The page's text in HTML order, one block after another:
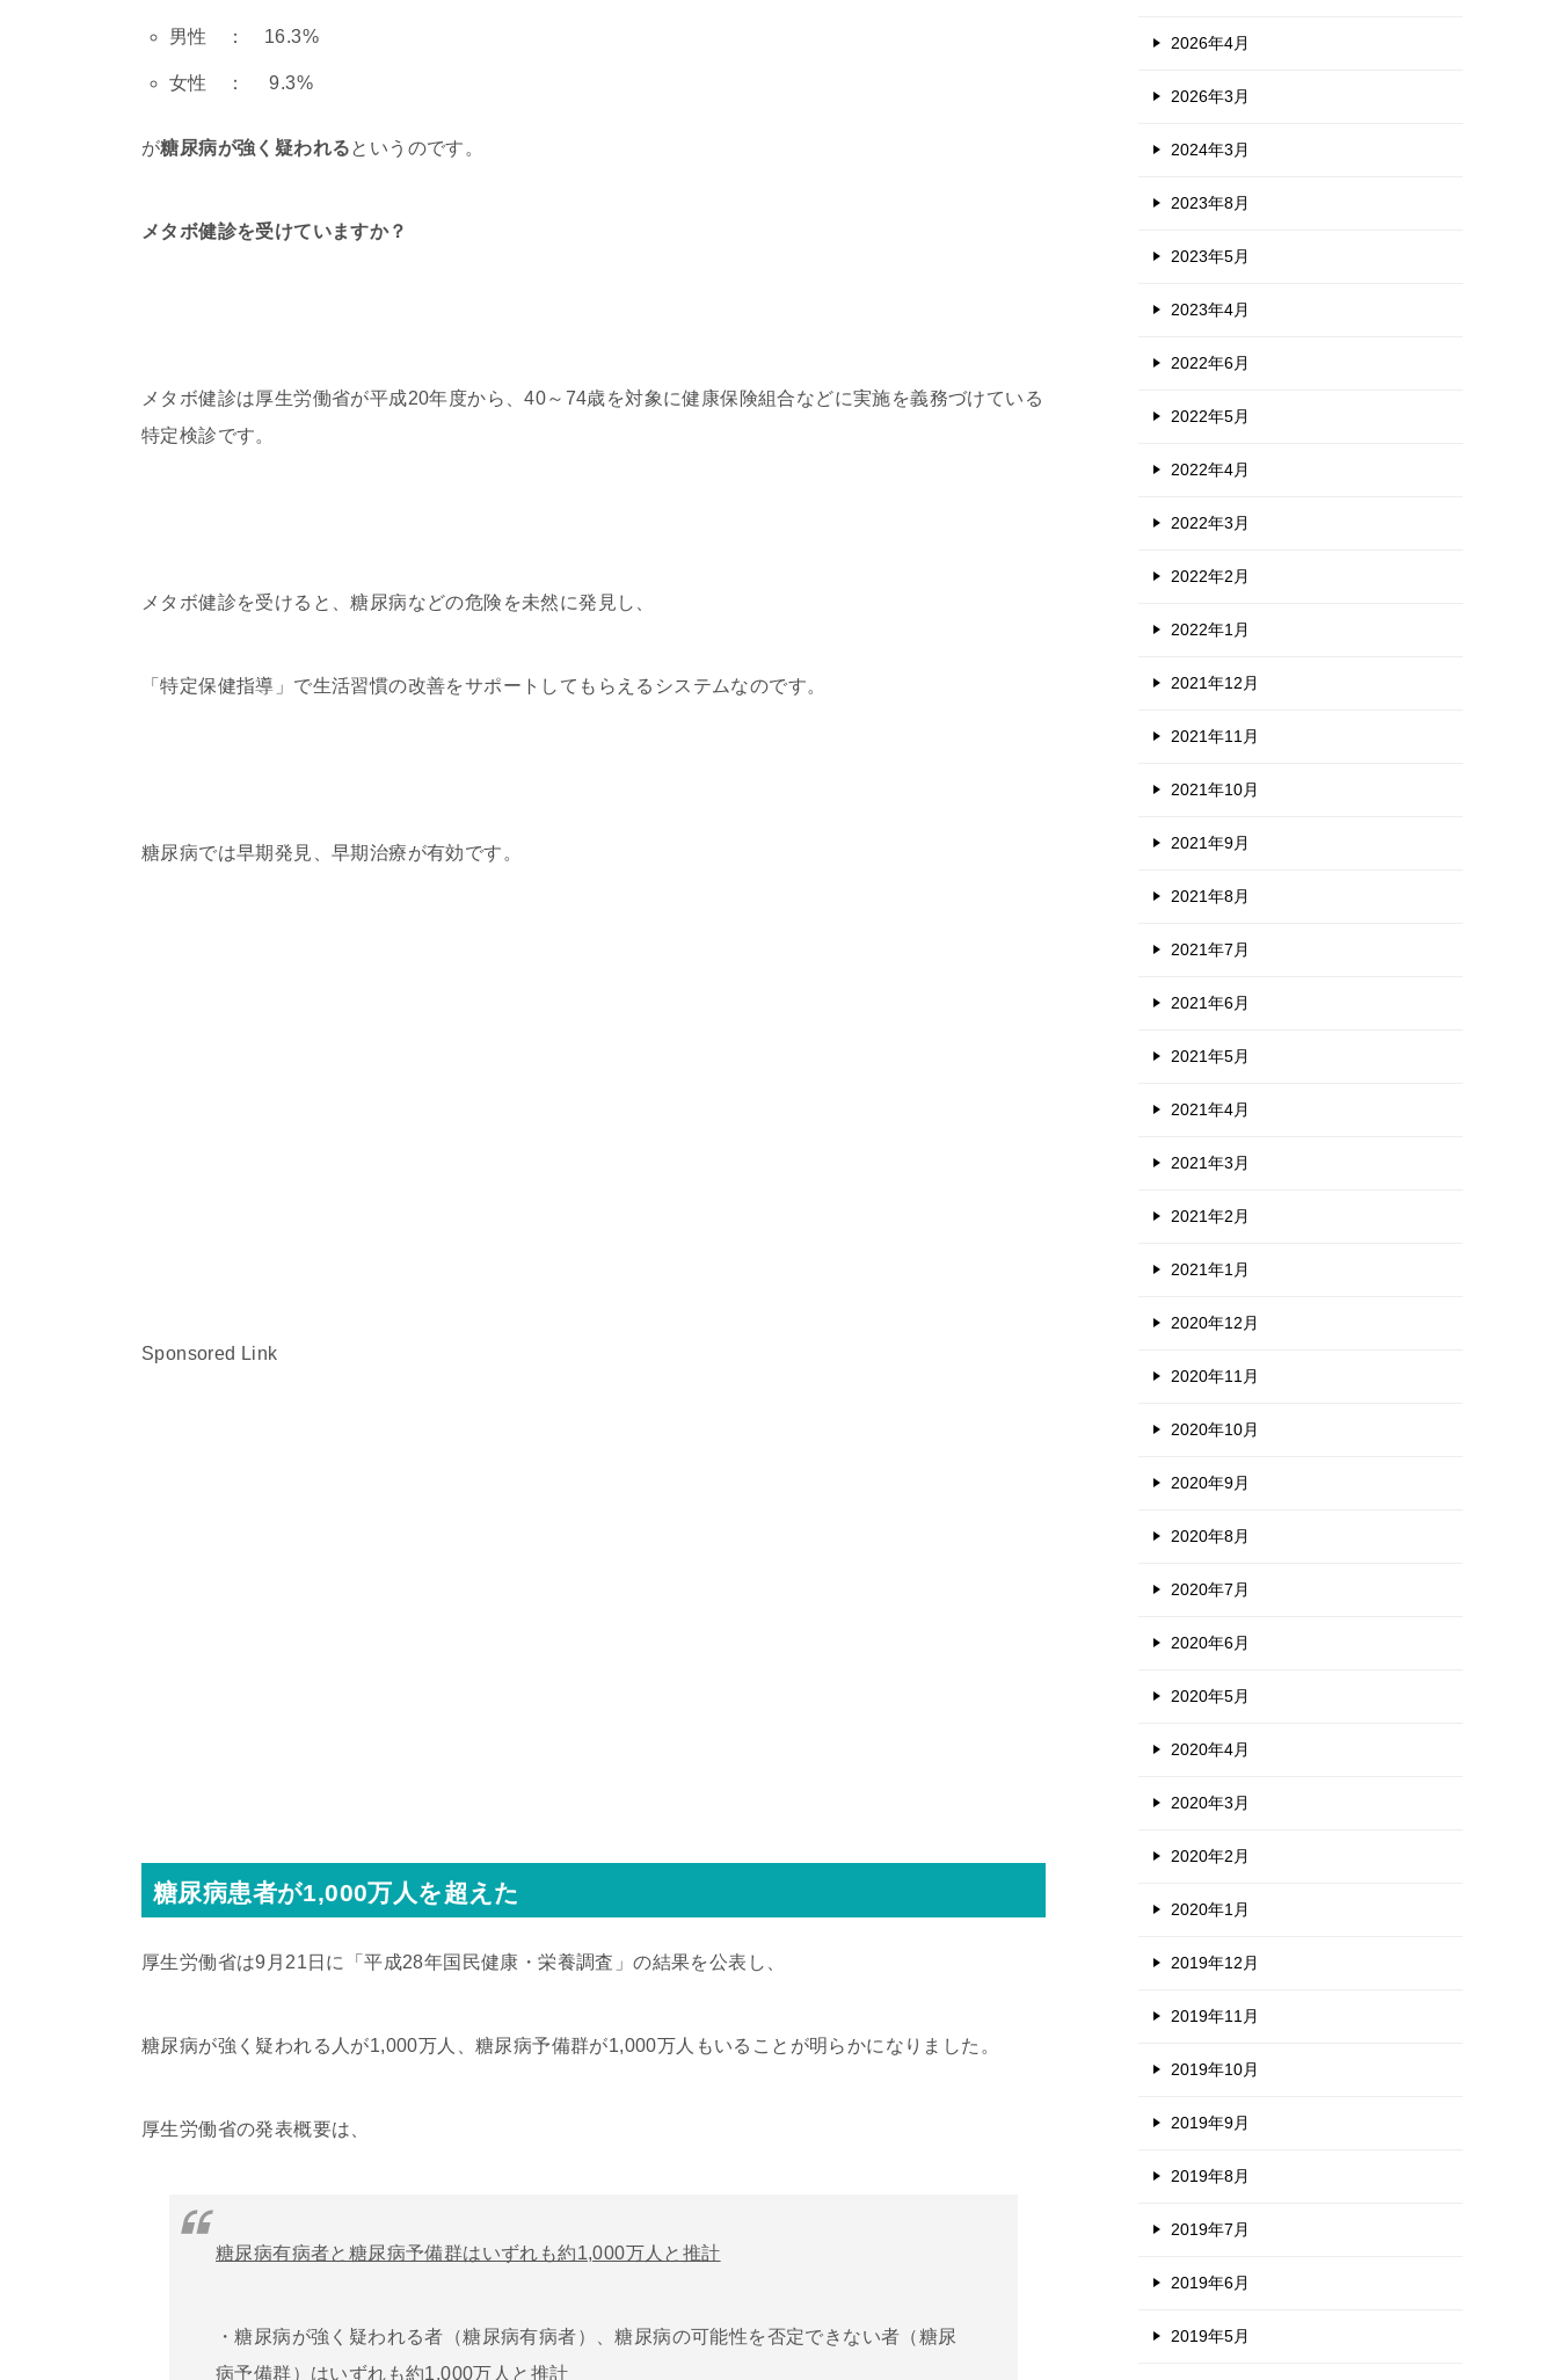
男性 ： 16.3%
女性 ： 9.3%
が糖尿病が強く疑われるというのです。
メタボ健診を受けていますか？
メタボ健診は厚生労働省が平成20年度から、40～74歳を対象に健康保険組合などに実施を義務づけている
特定検診です。
メタボ健診を受けると、糖尿病などの危険を未然に発見し、
「特定保健指導」で生活習慣の改善をサポートしてもらえるシステムなのです。
糖尿病では早期発見、早期治療が有効です。
Sponsored Link
糖尿病患者が1,000万人を超えた
厚生労働省は9月21日に「平成28年国民健康・栄養調査」の結果を公表し、
糖尿病が強く疑われる人が1,000万人、糖尿病予備群が1,000万人もいることが明らかになりました。
厚生労働省の発表概要は、
糖尿病有病者と糖尿病予備群はいずれも約1,000万人と推計
・糖尿病が強く疑われる者（糖尿病有病者）、糖尿病の可能性を否定できない者（糖尿
病予備群）はいずれも約1,000万人と推計
2026年4月
2026年3月
2024年3月
2023年8月
2023年5月
2023年4月
2022年6月
2022年5月
2022年4月
2022年3月
2022年2月
2022年1月
2021年12月
2021年11月
2021年10月
2021年9月
2021年8月
2021年7月
2021年6月
2021年5月
2021年4月
2021年3月
2021年2月
2021年1月
2020年12月
2020年11月
2020年10月
2020年9月
2020年8月
2020年7月
2020年6月
2020年5月
2020年4月
2020年3月
2020年2月
2020年1月
2019年12月
2019年11月
2019年10月
2019年9月
2019年8月
2019年7月
2019年6月
2019年5月